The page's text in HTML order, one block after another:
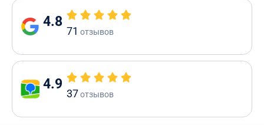
4.8
71 отзывов
4.9
37отзывов